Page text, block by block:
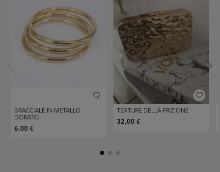
BRACCIALE IN METALLO
DORATO
6,00 €
TEXTURE DELLA FRIZIONE
32,00 €